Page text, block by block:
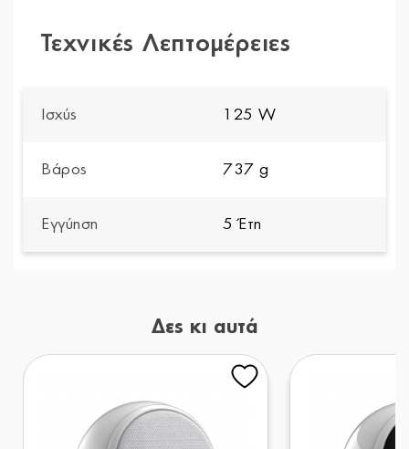
Τεχνικές Λεπτομέρειες
Ισχύς 125 W
Βάρος 737 g
Εγγύηση 5 Έτη
Δες κι αυτά